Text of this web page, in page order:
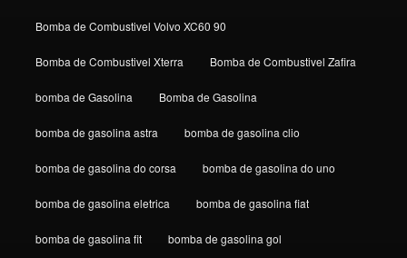
Bomba de Combustivel Volvo XC60 90
Bomba de Combustivel Xterra Bomba de Combustivel Zafira
bomba de Gasolina Bomba de Gasolina
bomba de gasolina astra bomba de gasolina clio
bomba de gasolina do corsa bomba de gasolina do uno
bomba de gasolina eletrica bomba de gasolina fiat
bomba de gasolina fit bomba de gasolina gol